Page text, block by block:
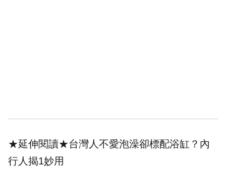
★延伸閱讀★台灣人不愛泡澡卻標配浴缸？內
行人揭1妙用